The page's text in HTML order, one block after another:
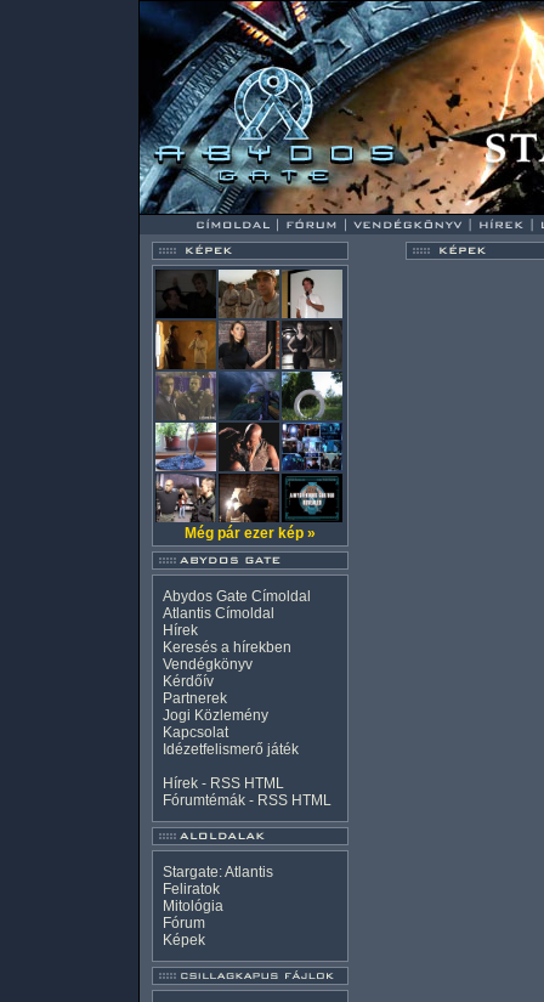
Még pár ezer kép »
Abydos Gate Címoldal
Atlantis Címoldal
Hírek
Keresés a hírekben
Vendégkönyv
Kérdőív
Partnerek
Jogi Közlemény
Kapcsolat
Idézetfelismerő játék
Hírek - RSS HTML
Fórumtémák - RSS HTML
Stargate: Atlantis
Feliratok
Mitológia
Fórum
Képek